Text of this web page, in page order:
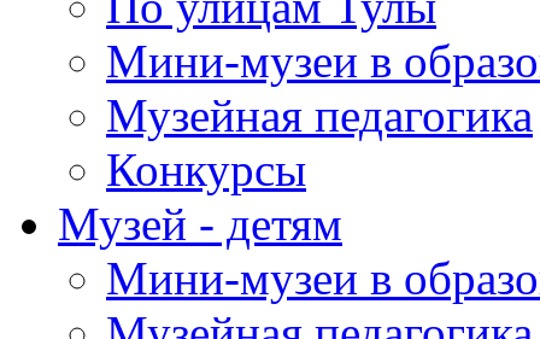
Мини-музеи в
Музейная педагогика
Конкурсы
Музей - детям
Мини-музеи в